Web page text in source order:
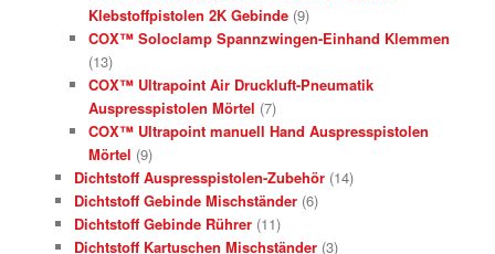
Klebstoffpistolen 2K Gebinde (9)
COX™ Soloclamp Spannzwingen-Einhand Klemmen
(13)
COX™ Ultrapoint Air Druckluft-Pneumatik
Auspresspistolen Mörtel (7)
COX™ Ultrapoint manuell Hand Auspresspistolen
Mörtel (9)
Dichtstoff Auspresspistolen-Zubehör (14)
Dichtstoff Gebinde Mischständer (6)
Dichtstoff Gebinde Rührer (11)
Dichtstoff Kartuschen Mischständer (3)